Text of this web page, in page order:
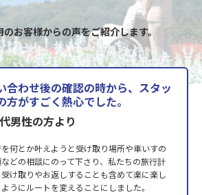
お客様からの声をご紹介します。
合わせ後の確認の時から、スタッ
方がすごく熱心でした。
男性の方より
何とか叶えようと受け取り場所や車いすの
どの相談にのって下さり、私たちの旅行計
け取りやお返しすることも含めて楽に楽し
うにルートを変えることにしました。